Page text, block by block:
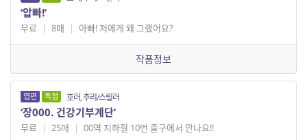
‘압빠!’
무료 | 8매 | 아빠! 저에게 왜 그랬어요?
작품정보
엽편 독점 호러, 추리/스릴러
‘장000. 건강기부계단’
무료 | 25매 | 00역 지하철 10번 출구에서 만나요!!